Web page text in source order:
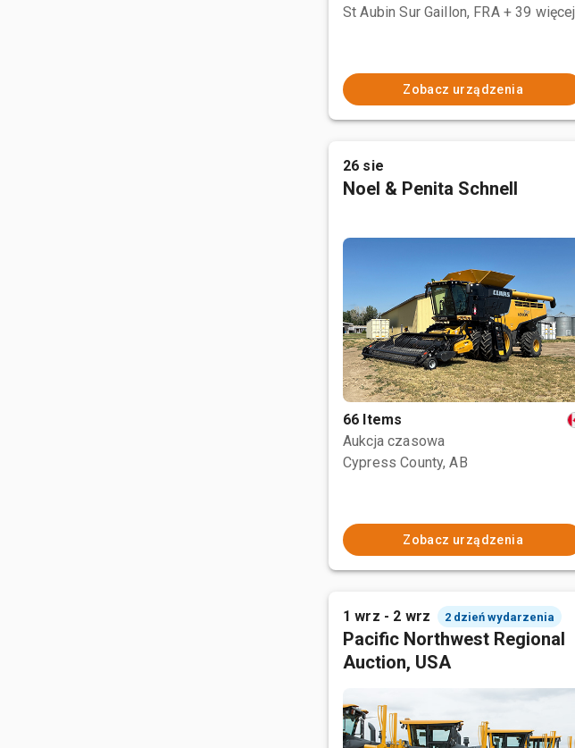
St Aubin Sur Gaillon, FRA + 39 więcej
Zobacz urządzenia
26 sie
Noel & Penita Schnell
66 Items
Aukcja czasowa
Cypress County, AB
Zobacz urządzenia
1 wrz - 2 wrz 2 dzień wydarzenia
Pacific Northwest Regional
Auction, USA